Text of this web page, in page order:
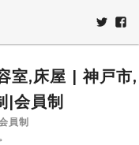
,床屋 | 神戸市,
|会員制
員制